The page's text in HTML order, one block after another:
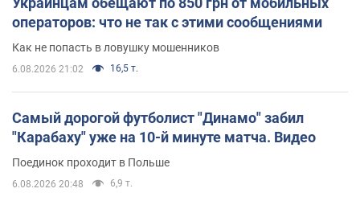
операторов: что не так с этими сообщениями
Как не попасть в ловушку мошенников
6.08.2026 21:02 16,5 т.
Самый дорогой футболист "Динамо" забил
"Карабаху" уже на 10-й минуте матча. Видео
Поединок проходит в Польше
6.08.2026 20:48 6,9 т.